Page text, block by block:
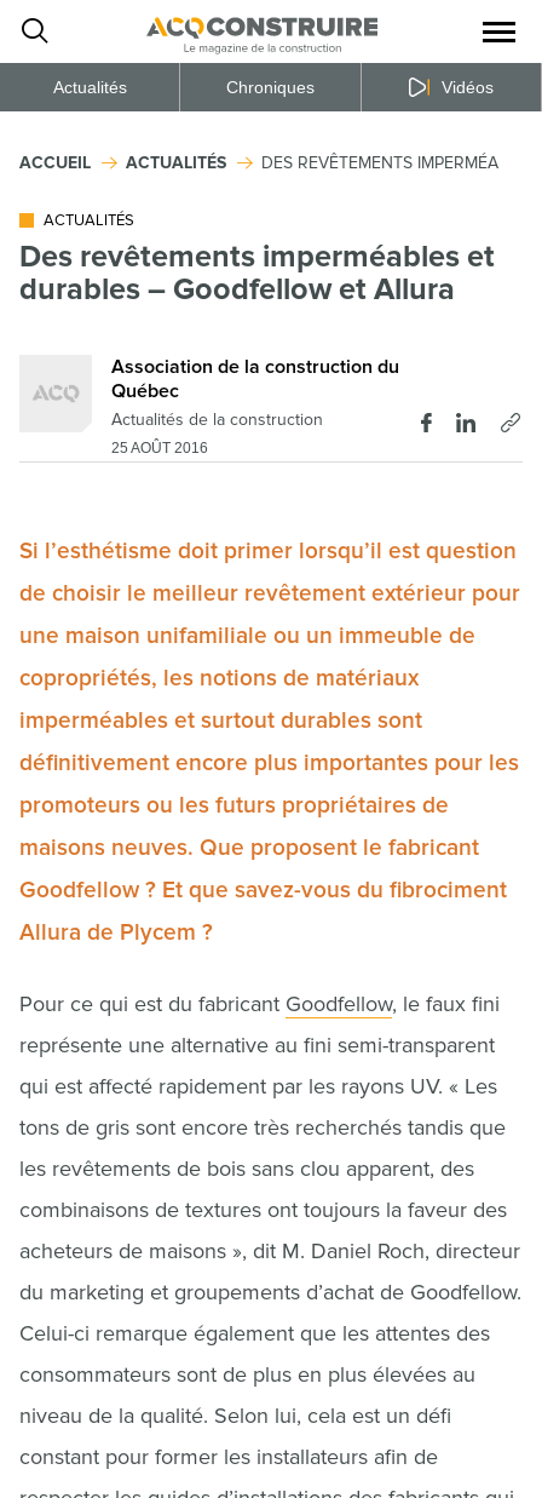
la
du
Actualités Chroniques Vidéos
ACCUEIL ACTUALITÉS DES REVÊTEMENTS
ACTUALITÉS
Des revêtements imperméables et
durables – Goodfellow et Allura
Association de la construction du
Québec
Actualités de la construction
25 AOÛT 2016
Si l’esthétisme doit primer lorsqu’il est question
de choisir le meilleur revêtement extérieur pour
une maison unifamiliale ou un immeuble de
copropriétés, les notions de matériaux
imperméables et surtout durables sont
définitivement encore plus importantes pour les
promoteurs ou les futurs propriétaires de
maisons neuves. Que proposent le fabricant
Goodfellow ? Et que savez-vous du fibrociment
Allura de Plycem ?
Pour ce qui est du fabricant Goodfellow, le faux fini
représente une alternative au fini semi-transparent
qui est affecté rapidement par les rayons UV. « Les
tons de gris sont encore très recherchés tandis que
les revêtements de bois sans clou apparent, des
combinaisons de textures ont toujours la faveur des
acheteurs de maisons », dit M. Daniel Roch, directeur
du marketing et groupements d’achat de Goodfellow.
Celui-ci remarque également que les attentes des
consommateurs sont de plus en plus élevées au
niveau de la qualité. Selon lui, cela est un défi
constant pour former les installateurs afin de